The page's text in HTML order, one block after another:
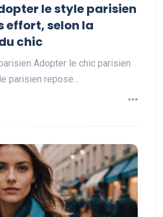
le style parisien
effort, selon la
chic
Adopter le chic parisien
parisien repose…